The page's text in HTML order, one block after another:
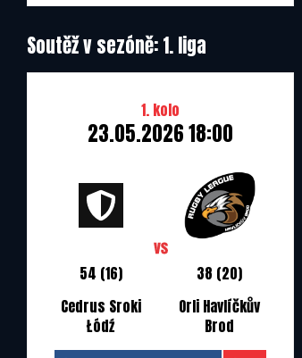
Soutěž v sezóně: 1. liga
1. kolo
23.05.2026 18:00
54 (16)
Cedrus Sroki
Łódź
38 (20)
Orli Havlíčkův
Brod